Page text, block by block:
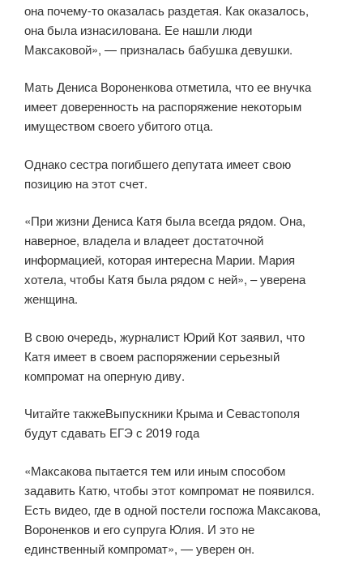
она почему-то оказалась раздетая. Как оказалось,
она была изнасилована. Ее нашли люди
Максаковой», — призналась бабушка девушки.
Мать Дениса Вороненкова отметила, что ее внучка
имеет доверенность на распоряжение некоторым
имуществом своего убитого отца.
Однако сестра погибшего депутата имеет свою
позицию на этот счет.
«При жизни Дениса Катя была всегда рядом. Она,
наверное, владела и владеет достаточной
информацией, которая интересна Марии. Мария
хотела, чтобы Катя была рядом с ней», – уверена
женщина.
В свою очередь, журналист Юрий Кот заявил, что
Катя имеет в своем распоряжении серьезный
компромат на оперную диву.
Читайте такжеВыпускники Крыма и Севастополя
будут сдавать ЕГЭ с 2019 года
«Максакова пытается тем или иным способом
задавить Катю, чтобы этот компромат не появился.
Есть видео, где в одной постели госпожа Максакова,
Вороненков и его супруга Юлия. И это не
единственный компромат», — уверен он.